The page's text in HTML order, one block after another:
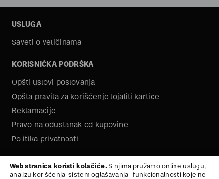
USLUGA
Saveti o veličinama
KORISNIČKA PODRŠKA
Opšti uslovi poslovanja
Opšta pravila za korišćenje lojaliti kartice
Reklamacije
Pravo na odustanak od kupovine
Politika privatnosti
Web stranica koristi kolačiće. S njima pružamo online uslugu,
analizu korišćenja, sistem oglašavanja i funkcionalnosti koje ne